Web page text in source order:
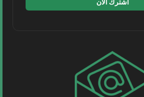
الاصطناعي عندما تعمل جميع
الأهم لم يعد: كيف يمكن إضافة
الذكاء الاصطناعي؟ بل أصبح: كيف
تجعل الذكاء الاصطناعي جزءاً
بأكملها؟
اشترك الآن